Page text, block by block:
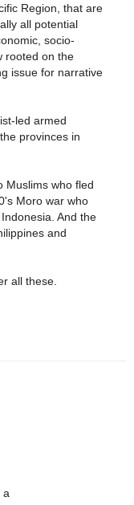
Region, that are
all potential
socio-
rooted on the
issue for narrative
led armed
provinces in
Muslims who fled
Moro war who
And the
and
all these.
a